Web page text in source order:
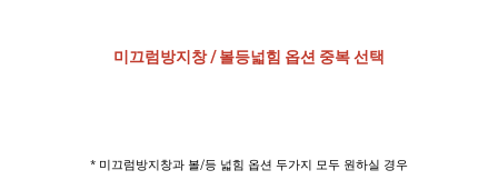
미끄럼방지창 / 볼등넓힘 옵션 중복 선택
* 미끄럼방지창과 볼/등 넓힘 옵션 두가지 모두 원하실 경우